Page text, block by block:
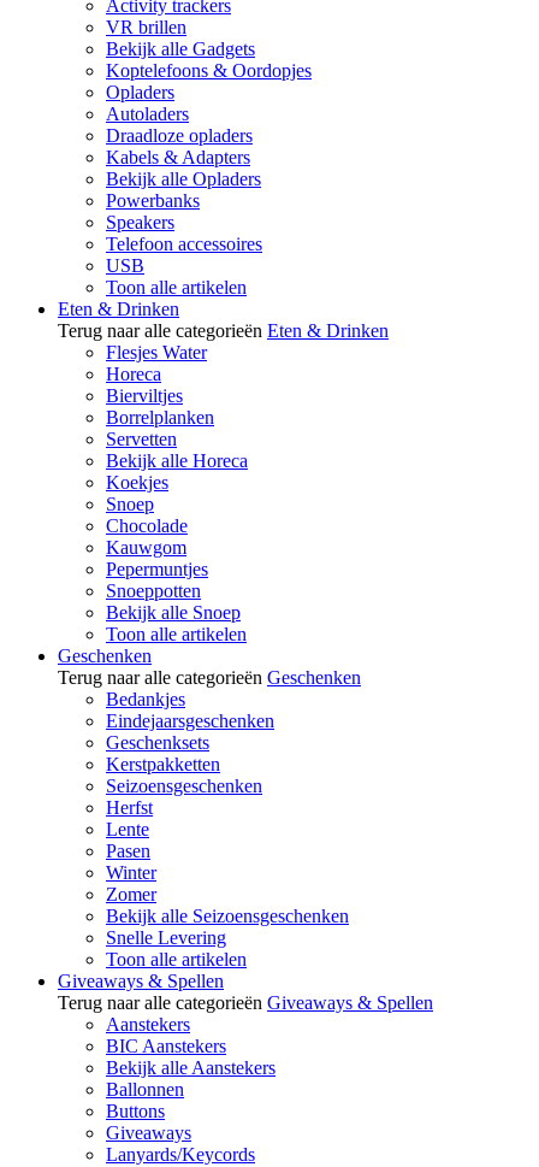
Activity trackers
VR brillen
Bekijk alle Gadgets
Koptelefoons & Oordopjes
Opladers
Autoladers
Draadloze opladers
Kabels & Adapters
Bekijk alle Opladers
Powerbanks
Speakers
Telefoon accessoires
USB
Toon alle artikelen
Eten & Drinken
Terug naar alle categorieën Eten & Drinken
Flesjes Water
Horeca
Bierviltjes
Borrelplanken
Servetten
Bekijk alle Horeca
Koekjes
Snoep
Chocolade
Kauwgom
Pepermuntjes
Snoeppotten
Bekijk alle Snoep
Toon alle artikelen
Geschenken
Terug naar alle categorieën Geschenken
Bedankjes
Eindejaarsgeschenken
Geschenksets
Kerstpakketten
Seizoensgeschenken
Herfst
Lente
Pasen
Winter
Zomer
Bekijk alle Seizoensgeschenken
Snelle Levering
Toon alle artikelen
Giveaways & Spellen
Terug naar alle categorieën Giveaways & Spellen
Aanstekers
BIC Aanstekers
Bekijk alle Aanstekers
Ballonnen
Buttons
Giveaways
Lanyards/Keycords